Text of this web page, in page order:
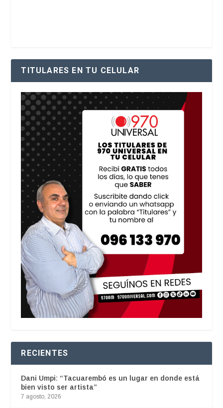
TITULARES EN TU CELULAR
RECIENTES
Dani Umpi: “Tacuarembó es un lugar en donde está
bien visto ser artista”
7 agosto, 2026